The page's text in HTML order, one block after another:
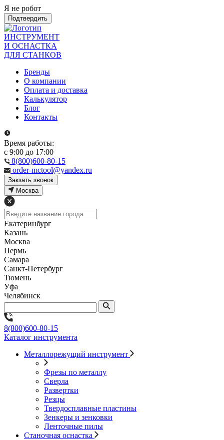
Я не робот
Подтвердить
ИНСТРУМЕНТ
И ОСНАСТКА
ДЛЯ СТАНКОВ
Бренды
О компании
Оплата и доставка
Калькулятор
Блог
Контакты
Время работы:
с 9:00 до 17:00
8(800)600-80-15
order-mctool@yandex.ru
Закзать звонок
Москва
Екатеринбург
Казань
Москва
Пермь
Самара
Санкт-Петербург
Тюмень
Уфа
Челябинск
8(800)600-80-15
Каталог инструмента
Металлорежущий инструмент
Фрезы по металлу
Сверла
Развертки
Резцы
Твердосплавные пластины
Зенкеры и зенковки
Ленточные пилы
Станочная оснастка